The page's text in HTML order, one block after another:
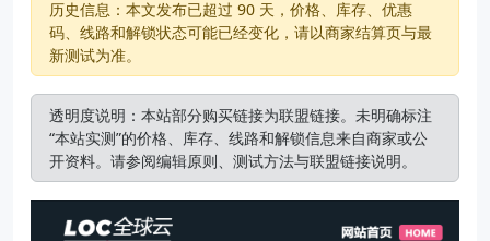
历史信息：本文发布已超过 90 天，价格、库存、优惠
码、线路和解锁状态可能已经变化，请以商家结算页与最
新测试为准。
透明度说明：本站部分购买链接为联盟链接。未明确标注
“本站实测”的价格、库存、线路和解锁信息来自商家或公
开资料。请参阅编辑原则、 测试方法与联盟链接说明。